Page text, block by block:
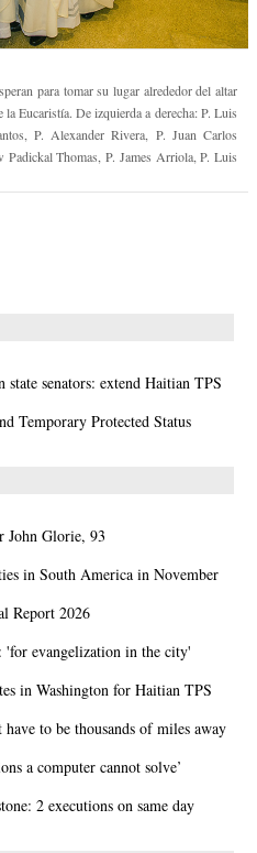
para tomar su lugar alrededor del altar
Eucaristía. De izquierda a derecha: P. Luis
P. Alexander Rivera, P. Juan Carlos
Thomas, P. James Arriola, P. Luis
senators: extend Haitian TPS
Temporary Protected Status
John Glorie, 93
in South America in November
Report 2026
evangelization in the city'
in Washington for Haitian TPS
to be thousands of miles away
a computer cannot solve’
2 executions on same day